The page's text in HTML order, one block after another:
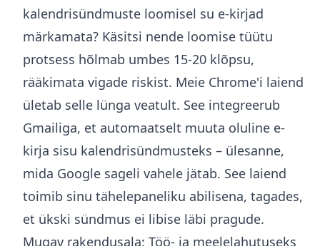
kalendrisündmuste loomisel su e-kirjad
märkamata? Käsitsi nende loomise tüütu
protsess hõlmab umbes 15-20 klõpsu,
rääkimata vigade riskist. Meie Chrome'i laiend
ületab selle lünga veatult. See integreerub
Gmailiga, et automaatselt muuta oluline e-
kirja sisu kalendrisündmusteks – ülesanne,
mida Google sageli vahele jätab. See laiend
toimib sinu tähelepaneliku abilisena, tagades,
et ükski sündmus ei libise läbi pragude.
Mugav rakendusala: Töö- ja meelelahutuseks